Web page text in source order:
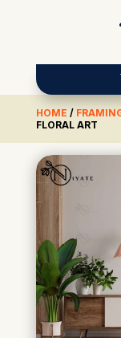
HOME /
FLORAL ART